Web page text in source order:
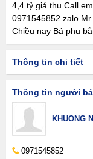
4,4 tỷ giá thu Call em
0971545852 zalo Mr
Chiều nay Bá phu
Thông tin chi tiết
Thông tin người
KHUONG
0971545852